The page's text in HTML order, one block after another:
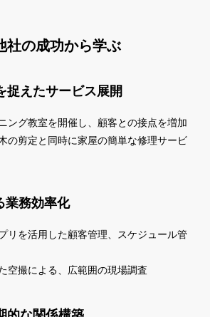
社の成功から学ぶ
捉えたサービス展開
ング教室を開催し、顧客との接点を増加
の剪定と同時に家屋の簡単な修理サービ
業務効率化
リを活用した顧客管理、スケジュール管
空撮による、広範囲の現場調査